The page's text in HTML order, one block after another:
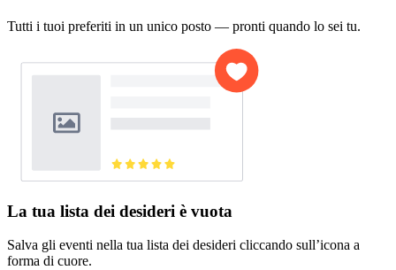
Tutti i tuoi preferiti in un unico posto — pronti quando lo sei tu.
La tua lista dei desideri è vuota
Salva gli eventi nella tua lista dei desideri cliccando sull’icona a
forma di cuore.